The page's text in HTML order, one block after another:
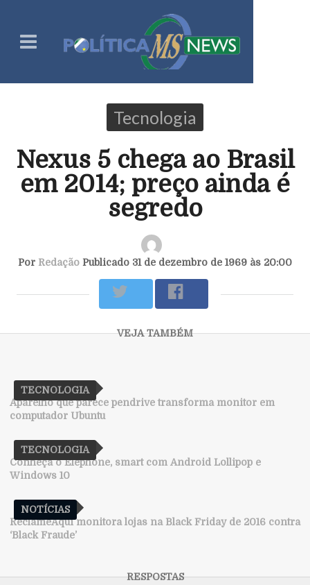
Tecnologia
Nexus 5 chega ao Brasil
em 2014; preço ainda é
segredo
Por Redação Publicado 31 de dezembro de 1969 às 20:00
TECNOLOGIA
Aparelho que parece pendrive transforma monitor em
computador Ubuntu
TECNOLOGIA
Conheça o Elephone, smart com Android Lollipop e
Windows 10
NOTÍCIAS
ReclameAqui monitora lojas na Black Friday de 2016 contra
‘Black Fraude’